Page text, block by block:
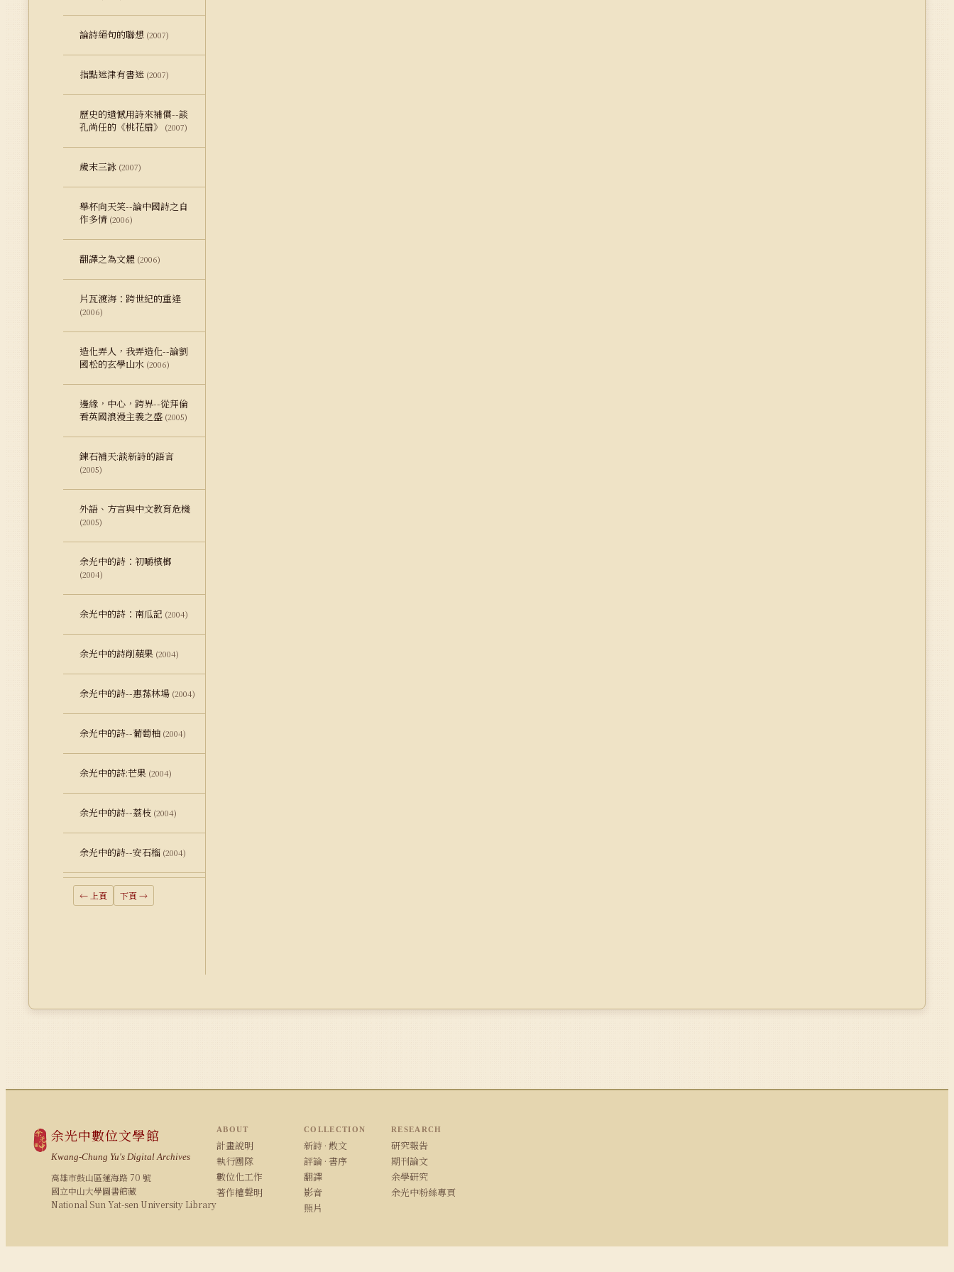
論詩絕句的聯想 (2007)
指點迷津有書迷 (2007)
歷史的遺憾用詩來補償--談
孔尚任的《桃花扇》
(2007)
歲末三詠 (2007)
舉杯向天笑--論中國詩之自
作多情 (2006)
翻譯之為文體 (2006)
片瓦渡海：跨世紀的重逢
(2006)
造化弄人，我弄造化--論劉
國松的玄學山水 (2006)
邊緣，中心，跨界--從拜倫
看英國浪漫主義之盛 (2005)
鍊石補天:談新詩的語言
(2005)
外語、方言與中文教育危機
(2005)
余光中的詩：初嚼檳榔
(2004)
余光中的詩：南瓜記 (2004)
余光中的詩削蘋果 (2004)
余光中的詩--惠蓀林場 (2004)
余光中的詩--葡萄柚 (2004)
余光中的詩:芒果 (2004)
余光中的詩--荔枝 (2004)
余光中的詩--安石榴 (2004)
← 上頁 下頁 →
余光中數位文學館
Kwang-Chung Yu's Digital Archives
高雄市鼓山區蓮海路 70 號
國立中山大學圖書館藏
National Sun Yat-sen University Library
ABOUT
計畫說明
執行團隊
數位化工作
著作權聲明
COLLECTION
新詩 · 散文
評論 · 書序
翻譯
影音
照片
RESEARCH
研究報告
期刊論文
余學研究
余光中粉絲專頁